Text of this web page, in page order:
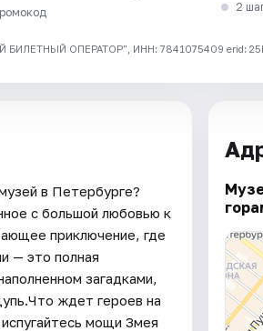
2
ОПЕРАТОР", ИНН: 7841075409 erid:
в Петербурге?
с большой любовью к
приключение, где
— это полная
загадками,
ждет героев на
мощи Змея